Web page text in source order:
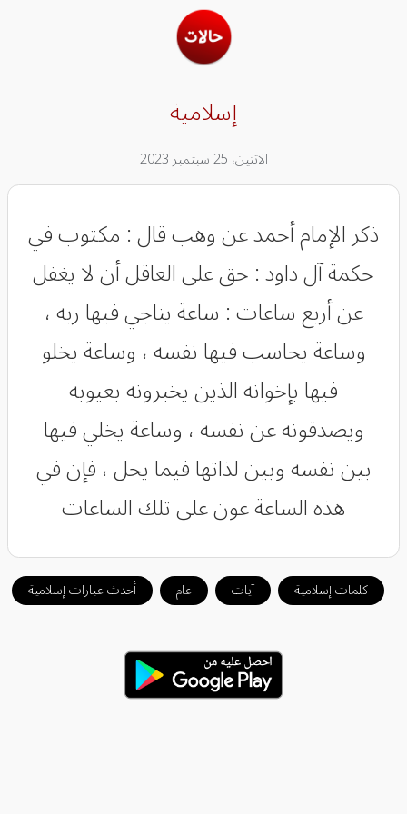
إسلامية
الاثنين، 25 سبتمبر 2023
ذكر الإمام أحمد عن وهب قال : مكتوب في
حكمة آل داود : حق على العاقل أن لا يغفل
عن أربع ساعات : ساعة يناجي فيها ربه ،
وساعة يحاسب فيها نفسه ، وساعة يخلو
فيها بإخوانه الذين يخبرونه بعيوبه
ويصدقونه عن نفسه ، وساعة يخلي فيها
بين نفسه وبين لذاتها فيما يحل ، فإن في
هذه الساعة عون على تلك الساعات
كلمات إسلامية آيات عام أحدث عبارات إسلامية